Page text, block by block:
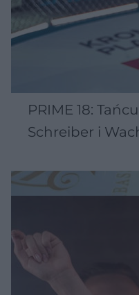
PRIME 18:
Schreiber i